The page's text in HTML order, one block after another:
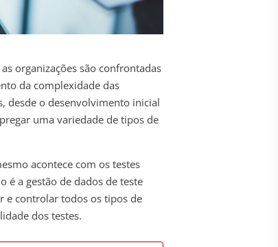
organizações são confrontadas
da complexidade das
desde o desenvolvimento inicial
uma variedade de tipos de
acontece com os testes
é a gestão de dados de teste
e controlar todos os tipos de
dos testes.